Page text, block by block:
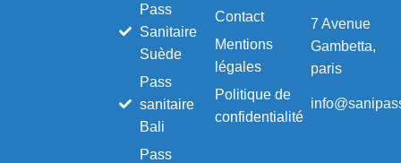
Pass
Sanitaire
Suède
Pass
sanitaire
Bali
Pass
Contact
Mentions
légales
Politique de
confidentialité
7 Avenue
Gambetta,
paris